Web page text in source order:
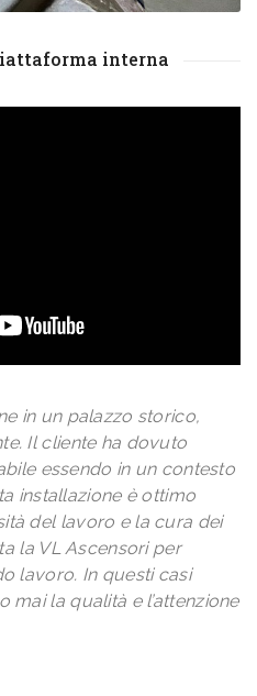
interna
in un palazzo storico,
Il cliente ha dovuto
essendo in un contesto
installazione è ottimo
del lavoro e la cura dei
la VL Ascensori per
lavoro. In questi casi
la qualità e l’attenzione